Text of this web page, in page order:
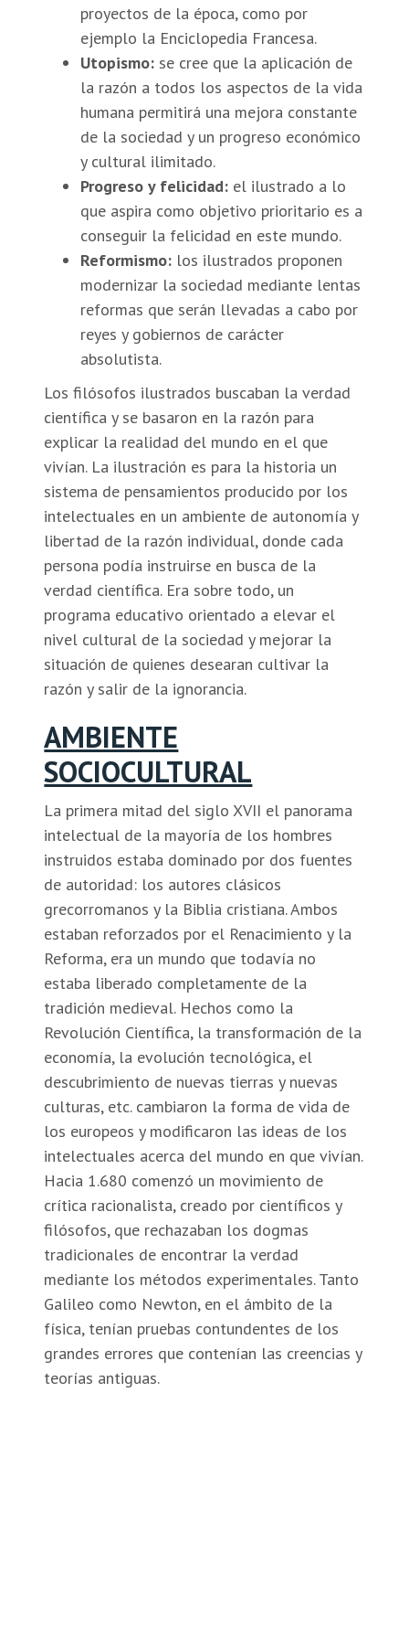
proyectos de la época, como por
ejemplo la Enciclopedia Francesa.
Utopismo: se cree que la aplicación de
la razón a todos los aspectos de la vida
humana permitirá una mejora constante
de la sociedad y un progreso económico
y cultural ilimitado.
Progreso y felicidad: el ilustrado a lo
que aspira como objetivo prioritario es a
conseguir la felicidad en este mundo.
Reformismo: los ilustrados proponen
modernizar la sociedad mediante lentas
reformas que serán llevadas a cabo por
reyes y gobiernos de carácter
absolutista.
Los filósofos ilustrados buscaban la verdad
científica y se basaron en la razón para
explicar la realidad del mundo en el que
vivían. La ilustración es para la historia un
sistema de pensamientos producido por los
intelectuales en un ambiente de autonomía y
libertad de la razón individual, donde cada
persona podía instruirse en busca de la
verdad científica. Era sobre todo, un
programa educativo orientado a elevar el
nivel cultural de la sociedad y mejorar la
situación de quienes desearan cultivar la
razón y salir de la ignorancia.
AMBIENTE
SOCIOCULTURAL
La primera mitad del siglo XVII el panorama
intelectual de la mayoría de los hombres
instruidos estaba dominado por dos fuentes
de autoridad: los autores clásicos
grecorromanos y la Biblia cristiana. Ambos
estaban reforzados por el Renacimiento y la
Reforma, era un mundo que todavía no
estaba liberado completamente de la
tradición medieval. Hechos como la
Revolución Científica, la transformación de la
economía, la evolución tecnológica, el
descubrimiento de nuevas tierras y nuevas
culturas, etc. cambiaron la forma de vida de
los europeos y modificaron las ideas de los
intelectuales acerca del mundo en que vivían.
Hacia 1.680 comenzó un movimiento de
crítica racionalista, creado por científicos y
filósofos, que rechazaban los dogmas
tradicionales de encontrar la verdad
mediante los métodos experimentales. Tanto
Galileo como Newton, en el ámbito de la
física, tenían pruebas contundentes de los
grandes errores que contenían las creencias y
teorías antiguas.